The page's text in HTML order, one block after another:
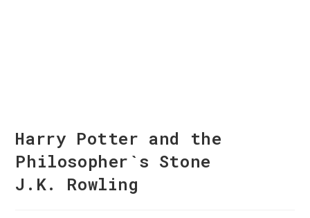
Harry Potter and the
Philosopher`s Stone
J.K. Rowling